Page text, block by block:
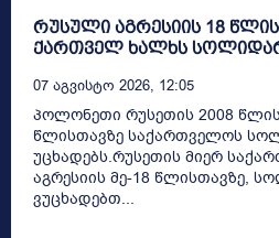
რუსული აგრესიის 18
ქართველ ხალხს
07 Აგვისტო 2026, 12:05
პოლონეთი რუსეთის 2008
წლისთავზე საქართველოს
უცხადებს.რუსეთის მიერ
აგრესიის მე-18 წლისთავზე,
ვუცხადებთ...